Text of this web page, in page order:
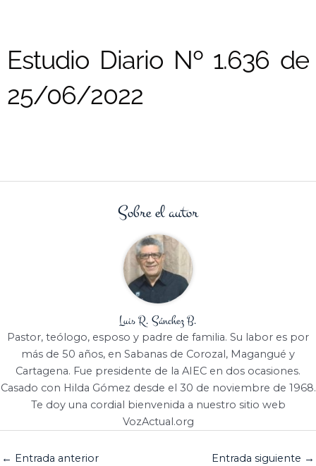
Estudio Diario Nº 1.636 de
25/06/2022
Sobre el autor
Luis R. Sánchez B.
Pastor, teólogo, esposo y padre de familia. Su labor es por
más de 50 años, en Sabanas de Corozal, Magangué y
Cartagena. Fue presidente de la AIEC en dos ocasiones.
Casado con Hilda Gómez desde el 30 de noviembre de 1968.
Te doy una cordial bienvenida a nuestro sitio web
VozActual.org
← Entrada anterior Entrada siguiente →